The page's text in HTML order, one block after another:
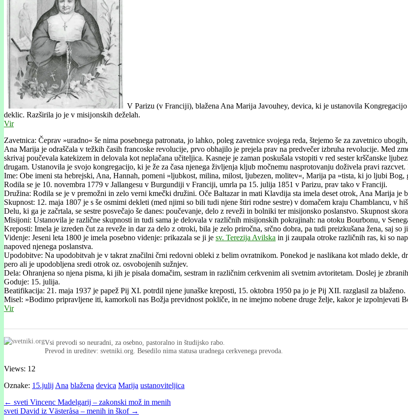
V Parizu (v Francĳi), blažena Ana Marĳa Javouhey, devica, ki je ustanovila
deklic. Razširila jo je v misĳonskih deželah.
Vir
Zavetnica: Čeprav »uradno« še nima posebnega patronata, jo lahko, poleg zavetnice svojega reda, štejemo še za zavetnico
Ana Marija je odraščala v težkih časih francoske revolucije, prvo obhajilo je prejela prav na predvečer izbruha revolucije. Med
skrivaj poučevala katekizem in delovala kot neplačana učiteljica. Kasneje je zaman poskušala vstopiti v red sester krščanske
drugam. Ustanovila je svojo kongregacijo, ki je že za časa njenega življenja kljub močnemu nasprotovanju doživela pravi
Ime: Obe imeni sta hebrejski, Ana, Hannah, pomeni »ljubkost, milina, milost, ljubezen, molitev«, Marija pa »tista, ki jo ljubi Bog,
Rodila se je 10. novembra 1779 v Jallangesu v Burgundiji v Franciji, umrla pa 15. julija 1851 v Parizu, prav tako v Franciji.
Družina: Rodila se je v premožni in zelo verni kmečki družini. Oče Baltazar in mati Klavdija sta imela deset otrok, Ana Marija je
Skupnost: 12. maja 1807 je s še osmimi dekleti (med njimi so bili tudi njene štiri rodne sestre) v domačem kraju Chamblancu, v
Delu, ki ga je začrtala, se sestre posvečajo še danes: poučevanje, delo z reveži in bolniki ter misijonsko poslanstvo. Skupnost
Misijoni: Ustanovila je različne skupnosti in tudi sama je delovala v različnih misijonskih pokrajinah: na otoku Bourbonu, v
Kreposti: Imela je izreden čut za reveže in dar za delo z otroki, bila je zelo priročna, srčno dobra, pa tudi preizkušana žena, saj
Videnje: Jeseni leta 1800 je imela posebno videnje: prikazala se ji je sv. Terezija Avilska in ji zaupala otroke različnih ras, ki so
napoved njenega poslanstva.
Upodobitve: Na upodobitvah je v takrat značilni črni redovni obleki z belim ovratnikom. Ponekod je naslikana kot mlado dekle,
pero ali je upodobljena sredi otrok oz. osvobojenih sužnjev.
Dela: Ohranjena so njena pisma, ki jih je pisala domačim, sestram in različnim cerkvenim ali svetnim avtoritetam. Doslej je
Goduje: 15. julija.
Beatifikacija: 21. maja 1937 je papež Pij XI. potrdil njene junaške kreposti, 15. oktobra 1950 pa jo je Pij XII. razglasil za blaženo.
Misel: »Bodimo pripravljene iti, kamorkoli nas Božja previdnost pokliče, in ne imejmo nobene druge želje, kakor je izpolnjevati
Vir
Vsi prevodi so neuradni, za osebno, pastoralno in študijsko rabo.
Prevod in ureditev: svetniki.org. Besedilo nima statusa uradnega cerkvenega prevoda.
Views: 12
Oznake: 15.julij Ana blažena devica Marija ustanoviteljica
Post
navigation
← sveti Vincenc Madelgarij – zakonski mož in menih
sveti David iz Västeråsa – menih in škof →